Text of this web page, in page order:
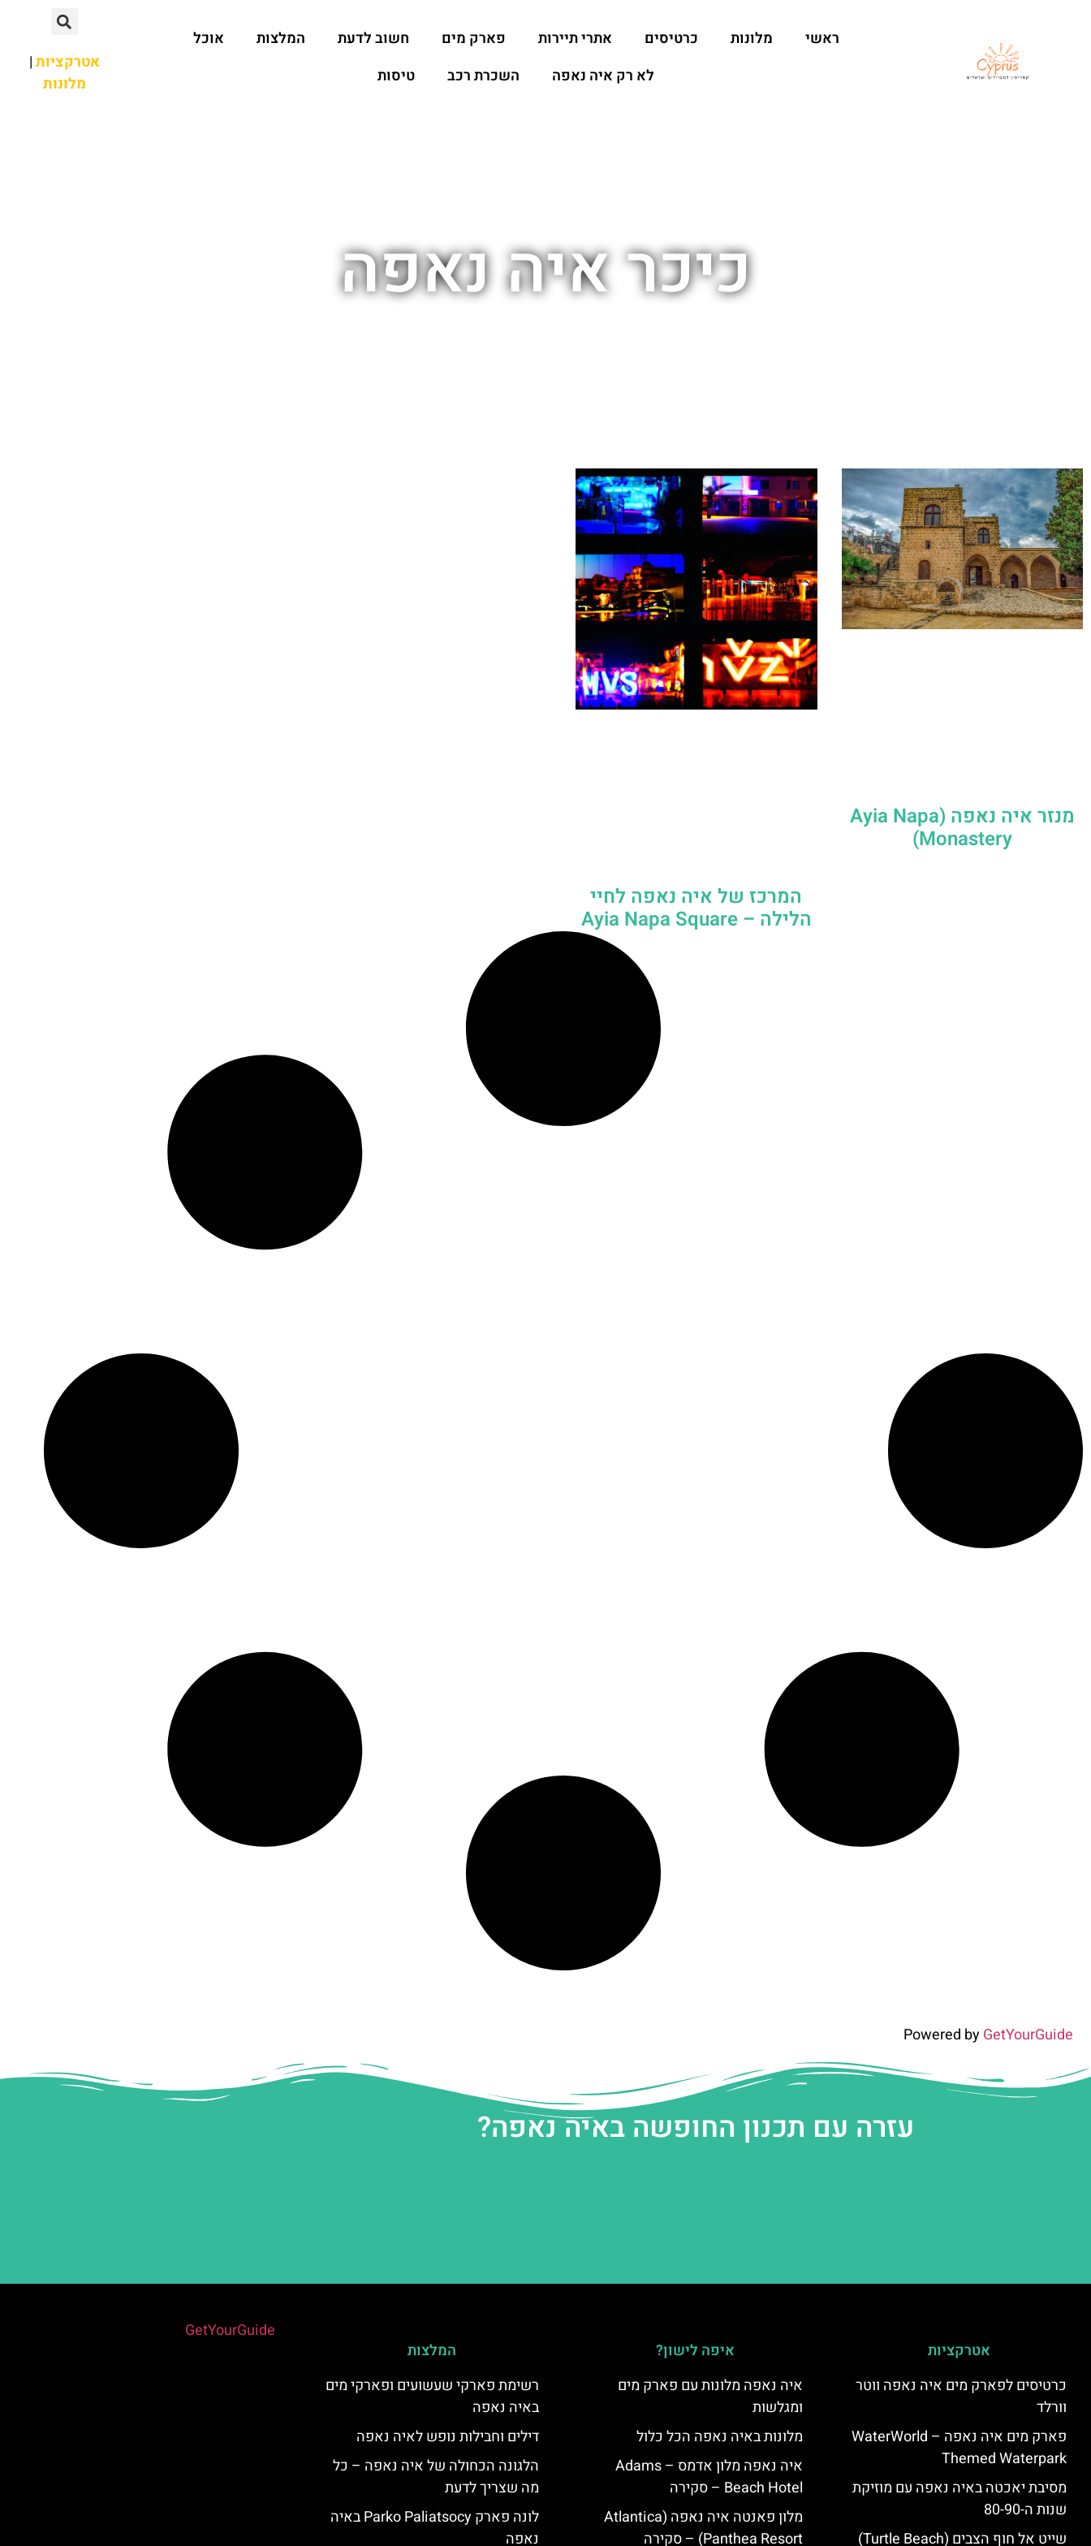
ראשי מלונות כרטיסים אתרי תיירות פארק מים חשוב לדעת המלצות
אוכל
לא רק איה נאפה
השכרת רכב טיסות
אטרקציות|
מלונות
כיכר איה נאפה
מנזר איה נאפה (Ayia Napa
Monastery)
המרכז של איה נאפה לחיי
הלילה – Ayia Napa Square
Powered byGetYourGuide
עזרה עם תכנון החופשה באיה נאפה?
אטרקציות
כרטיסים לפארק מים איה נאפה ווטר
וורלד
פארק מים איה נאפה – ‪‪WaterWorld
Themed Waterpark‬‬
מסיבת יאכטה באיה נאפה עם מוזיקת
שנות ה-80-90
שייט אל חוף הצבים (Turtle Beach)
איפה לישון?
איה נאפה מלונות עם פארק מים
ומגלשות
מלונות באיה נאפה הכל כלול
איה נאפה מלון אדמס – Adams
Beach Hotel – סקירה
מלון פאנטה איה נאפה (Atlantica
Panthea Resort) – סקירה
המלצות
רשימת פארקי שעשועים ופארקי מים
באיה נאפה
דילים וחבילות נופש לאיה נאפה
הלגונה הכחולה של איה נאפה – כל
מה שצריך לדעת
לונה פארק Parko Paliatsocy באיה
נאפה
GetYourGuide